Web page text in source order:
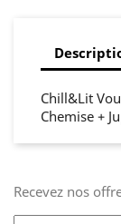
Chill&Lit
Chemise +
Recevez nos